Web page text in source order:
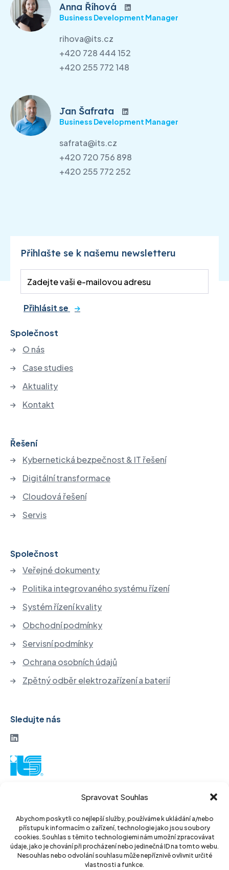
Spravovat Souhlas
Abychom poskytli co nejlepší služby, používáme k ukládání a/nebo
přístupu k informacím o zařízení, technologie jako jsou soubory
cookies. Souhlas s těmito technologiemi nám umožní zpracovávat
údaje, jako je chování při procházení nebo jedinečná ID na tomto webu.
Nesouhlas nebo odvolání souhlasu může nepříznivě ovlivnit určité
vlastnosti a funkce.
Anna Říhová
Business Development Manager
rihova@its.cz
+420 728 444 152
+420 255 772 148
Jan Šafrata
Business Development Manager
safrata@its.cz
+420 720 756 898
+420 255 772 252
Přihlašte se k našemu newsletteru
Přihlásit se
Společnost
O nás
Case studies
Aktuality
Kontakt
Řešení
Kybernetická bezpečnost & IT řešení
Digitální transformace
Cloudová řešení
Servis
Společnost
Veřejné dokumenty
Politika integrovaného systému řízení
Systém řízení kvality
Obchodní podmínky
Servisní podmínky
Ochrana osobních údajů
Zpětný odběr elektrozařízení a baterií
Sledujte nás
130 52 Praha3
Czech Republic
IČ: 14889811